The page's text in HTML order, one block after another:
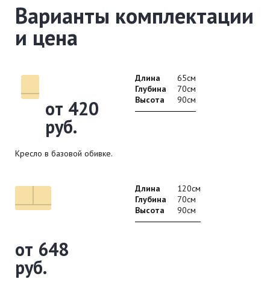
Варианты комплектации
и цена
от 420
руб.
Длина
65см
Глубина
70см
Высота
90см
Кресло в базовой обивке.
от 648
руб.
Длина
120см
Глубина
70см
Высота
90см